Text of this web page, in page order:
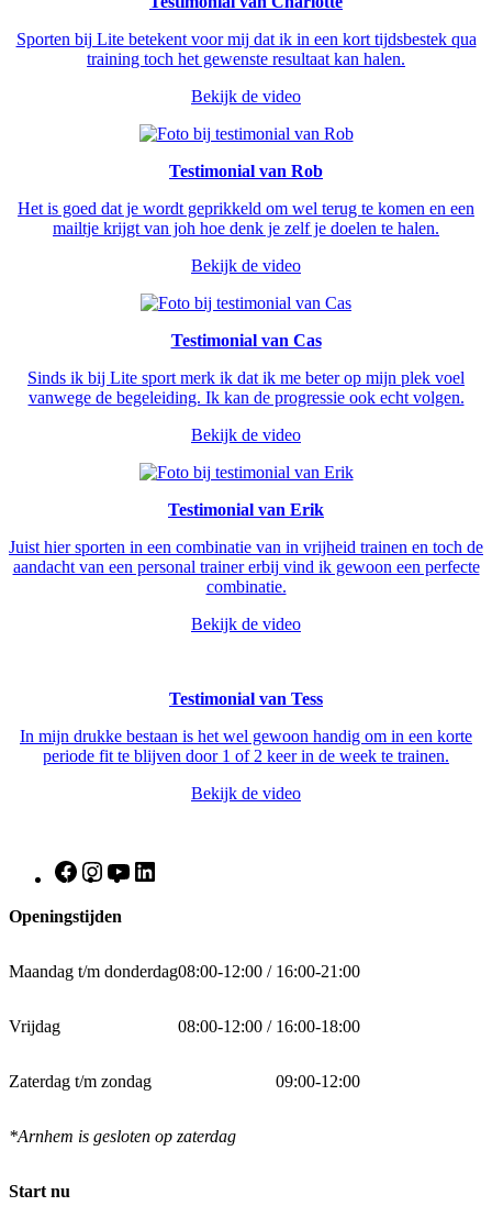
Sporten bij Lite betekent voor mij dat ik in een kort tijdsbestek qua
training toch het gewenste resultaat kan halen.
Bekijk de video
Testimonial van Rob
Het is goed dat je wordt geprikkeld om wel terug te komen en een
mailtje krijgt van joh hoe denk je zelf je doelen te halen.
Bekijk de video
Testimonial van Cas
Sinds ik bij Lite sport merk ik dat ik me beter op mijn plek voel
vanwege de begeleiding. Ik kan de progressie ook echt volgen.
Bekijk de video
Testimonial van Erik
Juist hier sporten in een combinatie van in vrijheid trainen en toch de
aandacht van een personal trainer erbij vind ik gewoon een perfecte
combinatie.
Bekijk de video
Testimonial van Tess
In mijn drukke bestaan is het wel gewoon handig om in een korte
periode fit te blijven door 1 of 2 keer in de week te trainen.
Bekijk de video
Facebook
Instagram
YouTube
Openingstijden
Maandag t/m donderdag08:00-12:00 / 16:00-21:00
Vrijdag 08:00-12:00 / 16:00-18:00
Zaterdag t/m zondag 09:00-12:00
*Arnhem is gesloten op zaterdag
Start nu